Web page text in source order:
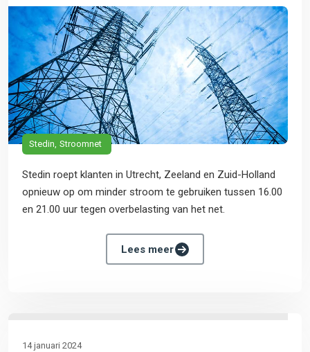
Stedin Stroomnet
Stedin roept klanten in Utrecht, Zeeland en Zuid-Holland
opnieuw op om minder stroom te gebruiken tussen 16.00
en 21.00 uur tegen overbelasting van het net.
Lees meer
14 januari 2024